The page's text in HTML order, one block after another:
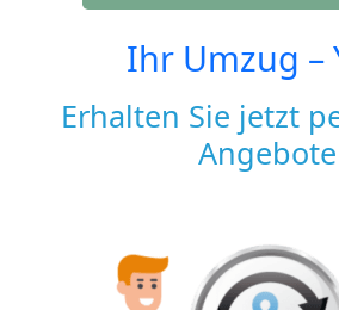
Ihr Umzug –
Erhalten Sie jetzt
Angebote